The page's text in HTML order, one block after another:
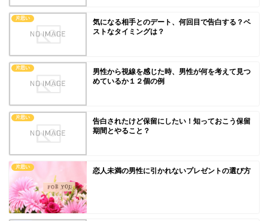
片思い
気になる相手とのデート、何回目で告白する？ベ
ストなタイミングは？
片思い
男性から視線を感じた時、男性が何を考えて見つ
めているか１２個の例
片思い
告白されたけど保留にしたい！知っておこう保留
期間とやること？
片思い 恋人未満の男性に引かれないプレゼントの選び方